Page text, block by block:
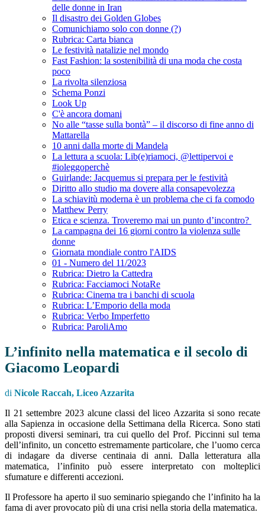
delle donne in Iran
Il disastro dei Golden Globes
Comunichiamo solo con donne (?)
Rubrica: Carta bianca
Le festività natalizie nel mondo
Fast Fashion: la sostenibilità di una moda che costa
poco
La rivolta silenziosa
Schema Ponzi
Look Up
C'è ancora domani
No alle “tasse sulla bontà” – il discorso di fine anno di
Mattarella
10 anni dalla morte di Mandela
La lettura a scuola: Lib(e)riamoci, @lettipervoi e
#ioleggoperchè
Guirlande: Jacquemus si prepara per le festività
Diritto allo studio ma dovere alla consapevolezza
La schiavitù moderna è un problema che ci fa comodo
Matthew Perry
Etica e scienza. Troveremo mai un punto d’incontro?
La campagna dei 16 giorni contro la violenza sulle
donne
Giornata mondiale contro l'AIDS
01 - Numero del 11/2023
Rubrica: Dietro la Cattedra
Rubrica: Facciamoci NotaRe
Rubrica: Cinema tra i banchi di scuola
Rubrica: L’Emporio della moda
Rubrica: Verbo Imperfetto
Rubrica: ParoliAmo
L’infinito nella matematica e il secolo di
Giacomo Leopardi
di Nicole Raccah, Liceo Azzarita
Il 21 settembre 2023 alcune classi del liceo Azzarita si sono recate
alla Sapienza in occasione della Settimana della Ricerca. Sono stati
proposti diversi seminari, tra cui quello del Prof. Piccinni sul tema
dell’infinito, un concetto estremamente particolare, che l’uomo cerca
di indagare da diverse centinaia di anni. Dalla letteratura alla
matematica, l’infinito può essere interpretato con molteplici
sfumature e differenti accezioni.
Il Professore ha aperto il suo seminario spiegando che l’infinito ha la
fama di aver provocato più di una crisi nella storia della matematica.